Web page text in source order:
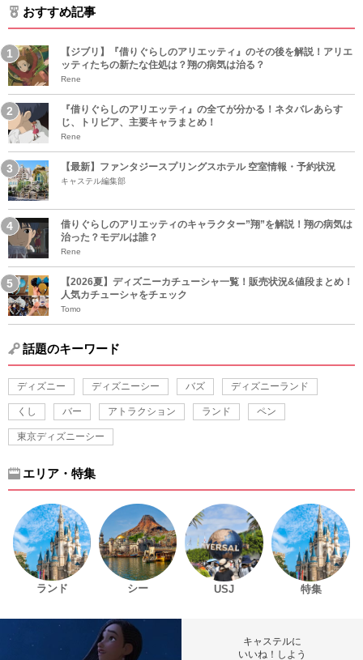
おすすめ記事
【ジブリ】『借りぐらしのアリエッティ』のその後を解説！アリエ
ッティたちの新たな住処は？翔の病気は治る？
Rene
『借りぐらしのアリエッティ』の全てが分かる！ネタバレあらす
じ、トリビア、主要キャラまとめ！
Rene
【最新】ファンタジースプリングスホテル 空室情報・予約状況
キャステル編集部
借りぐらしのアリエッティのキャラクター”翔”を解説！翔の病気は
治った？モデルは誰？
Rene
【2026夏】ディズニーカチューシャ一覧！販売状況&値段まとめ！
人気カチューシャをチェック
Tomo
話題のキーワード
ディズニー ディズニーシー バズ ディズニーランド
くし バー アトラクション ランド ペン
東京ディズニーシー
エリア・特集
ランド シー USJ 特集
キャステルに
いいね！しよう